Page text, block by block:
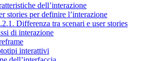
dell’interazione
stories per definire l’interazione
Differenza tra scenari e user stories
di interazione
interattivi